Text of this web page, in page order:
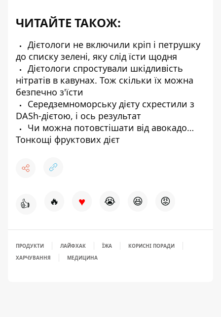
ЧИТАЙТЕ ТАКОЖ:
Дієтологи не включили кріп і петрушку
до списку зелені, яку слід їсти щодня
Дієтологи спростували шкідливість
нітратів в кавунах. Тож скільки їх можна
безпечно з'їсти
Середземноморську дієту схрестили з
DASh-дієтою, і ось результат
Чи можна потовстішати від авокадо…
Тонкощі фруктових дієт
👍 🔥 ♥ 😭 😆 😡
ПРОДУКТИ ЛАЙФХАК ЇЖА
КОРИСНІ ПОРАДИ
ХАРЧУВАННЯ
МЕДИЦИНА